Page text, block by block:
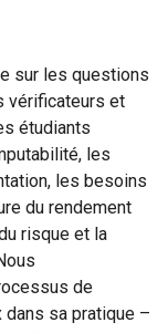
sur les questions
vérificateurs et
étudiants
les
les besoins
du rendement
risque et la
de
sa pratique –